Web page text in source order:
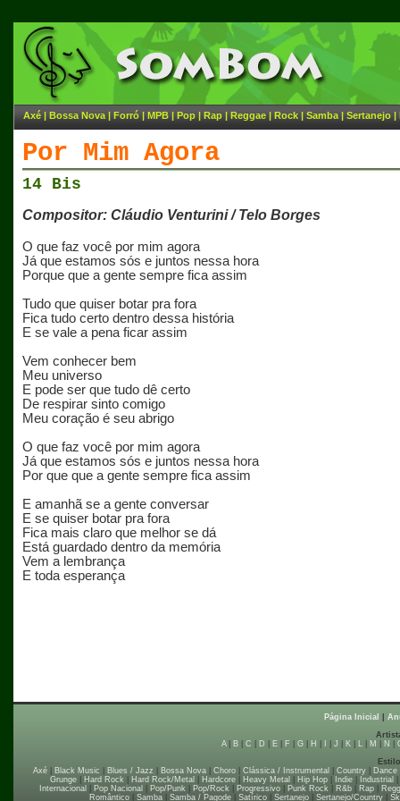
Axé | Bossa Nova | Forró | MPB | Pop | Rap | Reggae | Rock | Samba | Sertanejo |
Por Mim Agora
14 Bis
Compositor: Cláudio Venturini / Telo Borges
O que faz você por mim agora
Já que estamos sós e juntos nessa hora
Porque que a gente sempre fica assim
Tudo que quiser botar pra fora
Fica tudo certo dentro dessa história
E se vale a pena ficar assim
Vem conhecer bem
Meu universo
E pode ser que tudo dê certo
De respirar sinto comigo
Meu coração é seu abrigo
O que faz você por mim agora
Já que estamos sós e juntos nessa hora
Por que que a gente sempre fica assim
E amanhã se a gente conversar
E se quiser botar pra fora
Fica mais claro que melhor se dá
Está guardado dentro da memória
Vem a lembrança
E toda esperança
Página Inicial
A| B| C D E| F G| H J K| L| M N
Axé
Black Music Blues / Jazz Bossa Nova Choro Clássica / Instrumental Country Dance
Grunge| Hard Rock| Hard Rock/Metal Hardcore| Heavy Metal Hip Hop| Indie| Industrial
Internacional
Pop Nacional Pop/Punk| Pop/Rock| Progressivo| Punk Rock| R&b| Rap|
Romântico| Samba| Samba / Pagode| Satírico| Sertanejo| Sertanejo/Country|